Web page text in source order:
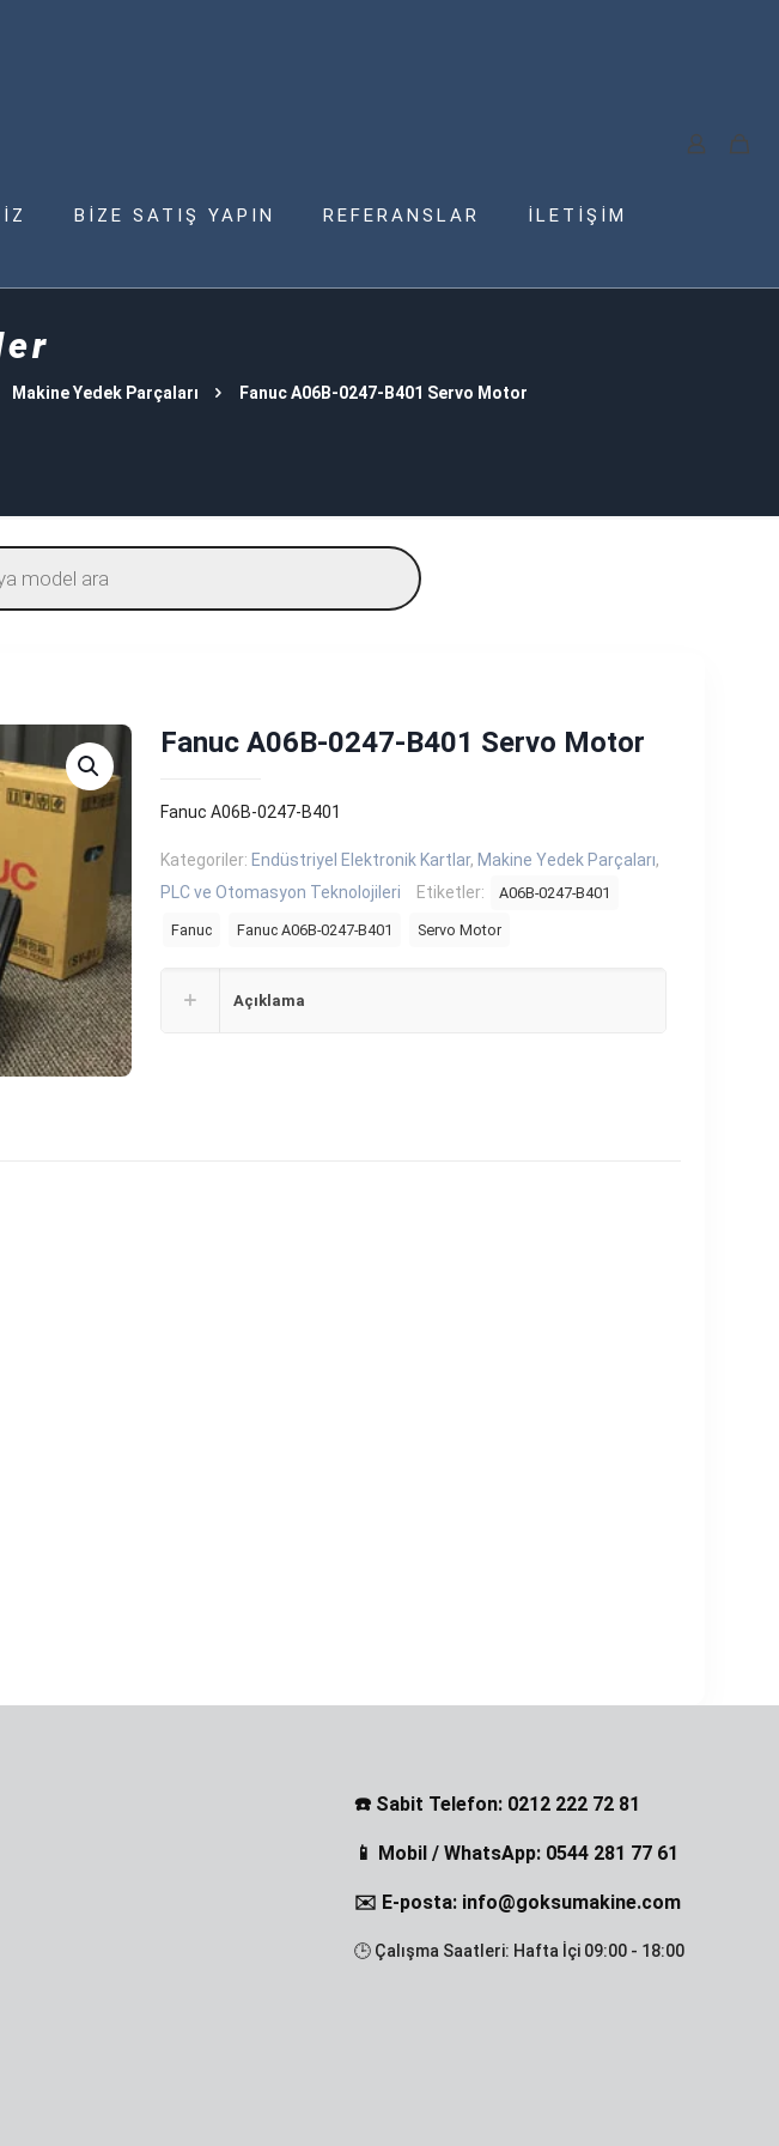
BİZE SATIŞ YAPIN REFERANSLAR İLETİŞİM
Makine Yedek Parçaları Fanuc A06B-0247-B401 Servo Motor
Fanuc A06B-0247-B401 Servo Motor
Fanuc A06B-0247-B401
Kategoriler: Endüstriyel Elektronik Kartlar, Makine Yedek Parçaları,
PLC ve Otomasyon Teknolojileri
Etiketler: A06B-0247-B401
Fanuc Fanuc A06B-0247-B401 Servo Motor
Açıklama
☎️ Sabit Telefon: 0212 222 72 81
📱 Mobil / WhatsApp: 0544 281 77 61
✉️ E-posta: info@goksumakine.com
🕒 Çalışma Saatleri: Hafta İçi 09:00 - 18:00